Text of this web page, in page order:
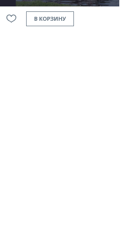
В КОРЗИНУ